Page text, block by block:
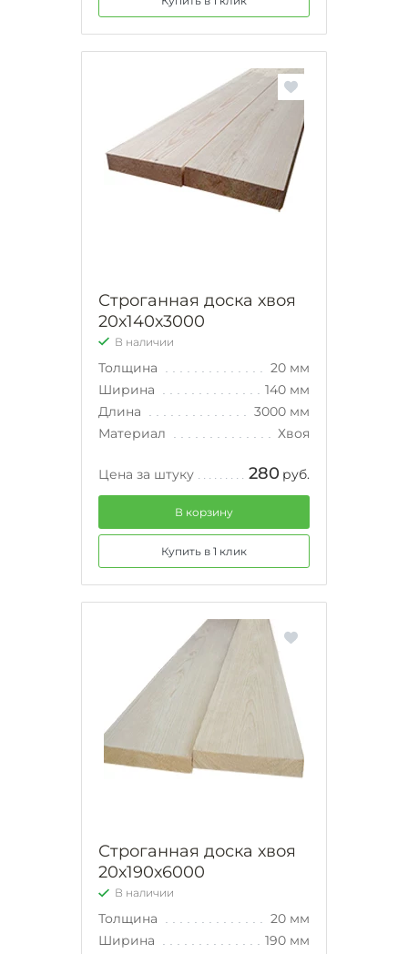
Строганная доска хвоя
20х140х3000
В наличии
Толщина
20 мм
Ширина
140 мм
Длина
3000 мм
Материал
Хвоя
Цена за штуку 280 руб.
В корзину
Купить в 1 клик
Строганная доска хвоя
20х190х6000
В наличии
Толщина
20 мм
Ширина
190 мм